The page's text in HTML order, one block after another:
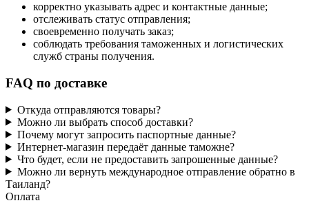
корректно указывать адрес и контактные данные;
отслеживать статус отправления;
своевременно получать заказ;
соблюдать требования таможенных и логистических
служб страны получения.
FAQ по доставке
Откуда отправляются товары?
Можно ли выбрать способ доставки?
Почему могут запросить паспортные данные?
Интернет-магазин передаёт данные таможне?
Что будет, если не предоставить запрошенные данные?
Можно ли вернуть международное отправление обратно в
Таиланд?
Оплата